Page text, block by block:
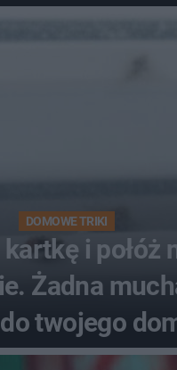
Sposób
DOMOWE TRIKI
i połóż
Żadna
twojego